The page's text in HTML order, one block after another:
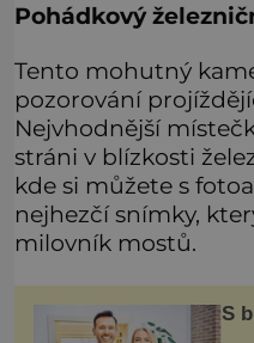
Pohádkový
Tento mohutný
pozorování
Nejvhodnější
stráni v blízkosti
kde si můžete s
nejhezčí snímky,
milovník mostů.
S